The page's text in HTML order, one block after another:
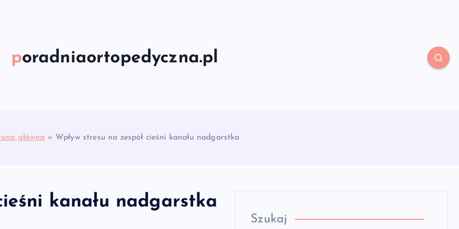
poradniaortopedyczna.pl
główna » Wpływ stresu na zespół cieśni kanału nadgarstka
kanału nadgarstka
Szukaj